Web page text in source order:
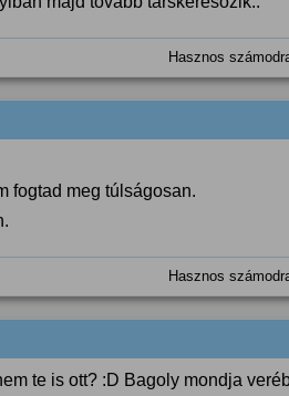
Hasznos
fogtad meg túlságosan.
Hasznos
te is ott? :D Bagoly mondja